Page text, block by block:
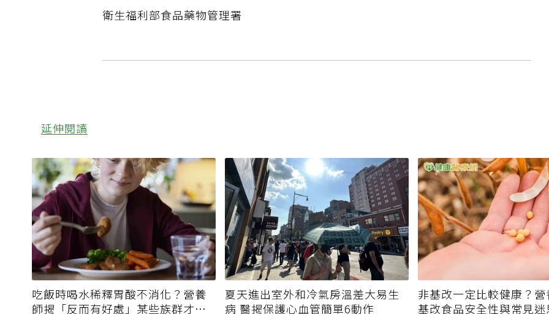
衛生福利部食品藥物管理署
延伸閱讀
吃飯時喝水稀釋胃酸不消化？營養
師揭「反而有好處」某些族群才要
夏天進出室外和冷氣房溫差大易生
病 醫揭保護心血管簡單6動作
非基改一定比較健康？營
基改食品安全性與常見迷